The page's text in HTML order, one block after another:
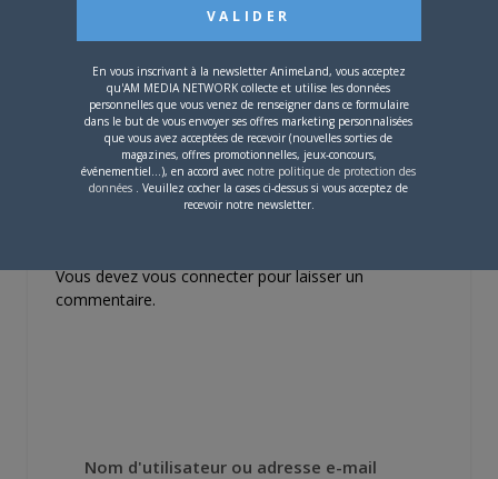
originel.»
UN COMMENTAIRE
Pingback:One Piece : le producteur de la
série TV Live s’exprime
Vous devezvous connecterpour laisser un
commentaire.
Nom d'utilisateur ou adresse e-mail
En vous inscrivant à la newsletter AnimeLand, vous acceptez
qu'AM MEDIA NETWORK collecte et utilise les données
personnelles que vous venez de renseigner dans ce formulaire
dans le but de vous envoyer ses offres marketing personnalisées
que vous avez acceptées de recevoir (nouvelles sorties de
magazines, offres promotionnelles, jeux-concours,
événementiel...), en accord avec notre politique de protection des
données . Veuillez cocher la cases ci-dessus si vous acceptez de
recevoir notre newsletter.